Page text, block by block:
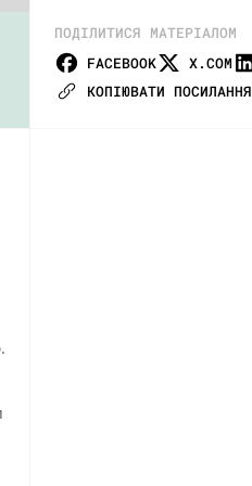
ПОДІЛИТИСЯ МАТЕРІАЛОМ
FACEBOOK
X.COM
КОПІЮВАТИ ПОСИЛАННЯ